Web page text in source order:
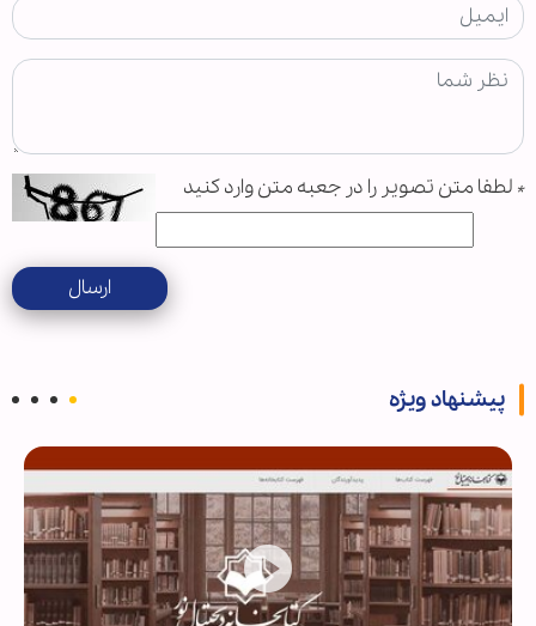
* لطفا متن تصویر را در جعبه متن وارد کنید
ارسال
پیشنهاد ویژه